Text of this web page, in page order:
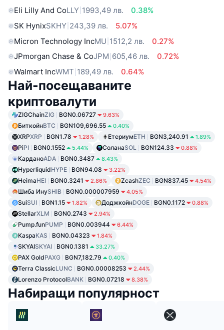
Eli Lilly And CoLLY 1993,49 лв.
0.38%
SK HynixSKHY 243,39 лв.
5.07%
Micron Technology IncMU 1512,2 лв.
0.27%
JPmorgan Chase & CoJPM 605,46 лв.
0.72%
Walmart IncWMT 189,49 лв. 0.64%
Най-посещаваните
криптовалути
ZIGChainZIG BGN0.06727 9.63%
БиткойнBTC BGN109,696.55 0.40%
XRPXRP BGN1.78 1.28% ЕтериумETH BGN3,240.91 1.89%
PiPI BGN0.1552 5.44% СоланаSOL BGN124.33 0.88%
КарданоADA BGN0.3487 8.43%
HyperliquidHYPE BGN94.08 3.22%
HeimaHEI BGN0.3241 2.86% ZcashZEC BGN837.45 4.54%
Шиба ИнуSHIB BGN0.000007959 4.05%
SuiSUI BGN1.15 1.82% ДоджкойнDOGE BGN0.1172 0.88%
StellarXLM BGN0.2743 2.94%
Pump.funPUMP BGN0.003944 6.44%
KaspaKAS BGN0.04323 1.84%
SKYAISKYAI BGN0.1381 33.27%
PAX GoldPAXG BGN7,182.79 0.40%
Terra ClassicLUNC BGN0.00008253 2.44%
Lorenzo ProtocolBANK BGN0.07218 8.38%
Набиращи популярност